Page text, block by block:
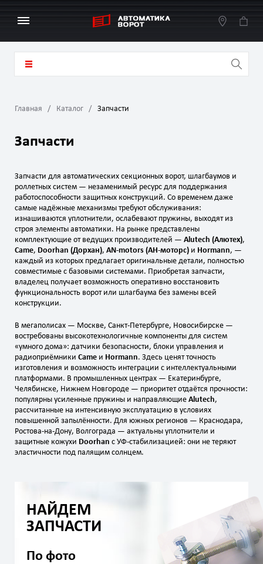
Главная Каталог Запчасти
Запчасти
Запчасти для автоматических секционных ворот, шлагбаумов и
роллетных систем — незаменимый ресурс для поддержания
работоспособности защитных конструкций. Со временем даже
самые надёжные механизмы требуют обслуживания:
изнашиваются уплотнители, ослабевают пружины, выходят из
строя элементы автоматики. На рынке представлены
комплектующие от ведущих производителей — Alutech (Алютех),
Came, Doorhan (Дорхан), AN‑motors (АН‑моторс) и Hormann, —
каждый из которых предлагает оригинальные детали, полностью
совместимые с базовыми системами. Приобретая запчасти,
владелец получает возможность оперативно восстановить
функциональность ворот или шлагбаума без замены всей
конструкции.
В мегаполисах — Москве, Санкт‑Петербурге, Новосибирске —
востребованы высокотехнологичные компоненты для систем
«умного дома»: датчики безопасности, блоки управления и
радиоприёмники Came и Hormann. Здесь ценят точность
изготовления и возможность интеграции с интеллектуальными
платформами. В промышленных центрах — Екатеринбурге,
Челябинске, Нижнем Новгороде — приоритет отдаётся прочности:
популярны усиленные пружины и направляющие Alutech,
рассчитанные на интенсивную эксплуатацию в условиях
повышенной запылённости. Для южных регионов — Краснодара,
Ростова‑на‑Дону, Волгограда — актуальны уплотнители и
защитные кожухи Doorhan с УФ‑стабилизацией: они не теряют
эластичности под палящим солнцем.
НАЙДЕМ
ЗАПЧАСТИ
По фото